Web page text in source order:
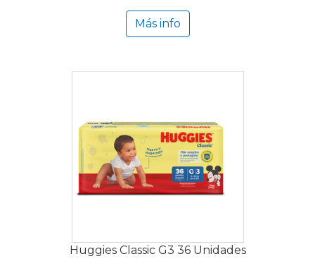
Más info
Huggies Classic G3 36 Unidades